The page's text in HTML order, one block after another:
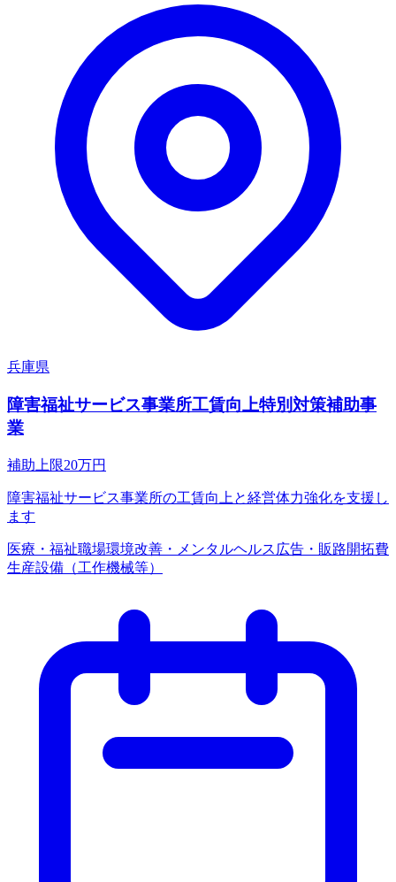
兵庫県
障害福祉サービス事業所工賃向上特別対策補助事
業
補助上限20万円
障害福祉サービス事業所の工賃向上と経営体力強化を支援し
ます
医療・福祉職場環境改善・メンタルヘルス 広告・販路開拓費
生産設備（工作機械等）